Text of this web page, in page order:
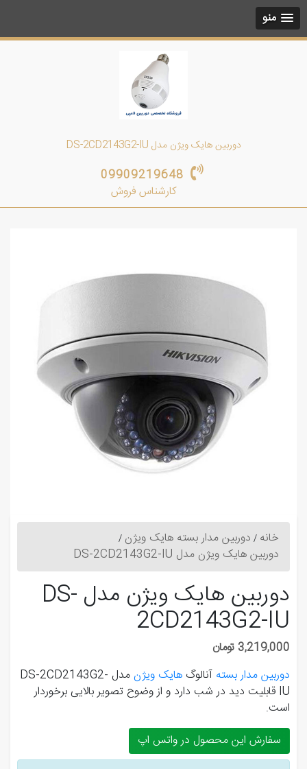
منو
دوربین هایک ویژن مدل DS-2CD2143G2-IU
09909219648
کارشناس فروش
خانه دوربین مدار بسته هایک ویژن
دوربین هایک ویژن مدل DS-2CD2143G2-IU
دوربین هایک ویژن مدل DS-
2CD2143G2-IU
3,219,000 تومان
دوربین مدار بسته آنالوگ هایک ویژن
مدل DS-2CD2143G2-
IU قابلیت دید در شب دارد و از وضوح تصویر بالایی برخوردار
است.
سفارش این محصول در واتس اپ